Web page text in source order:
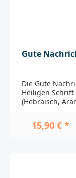
31 A70567
Gute
Die Gute
Heiligen
(Hebräisch,
50jährigen
2018 in einer
15,90 € *